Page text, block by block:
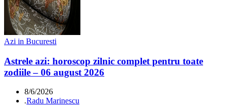
Azi in Bucuresti
Astrele azi: horoscop zilnic complet pentru toate
zodiile – 06 august 2026
8/6/2026
.Radu Marinescu